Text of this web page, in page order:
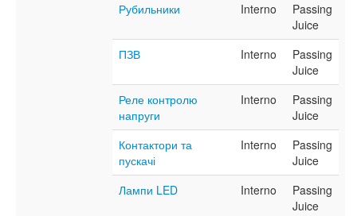
Рубильники
Interno
Passing
Juice
ПЗВ
Interno
Passing
Juice
Реле контролю
напруги
Interno
Passing
Juice
Контактори та
пускачі
Interno
Passing
Juice
Лампи LED
Interno
Passing
Juice